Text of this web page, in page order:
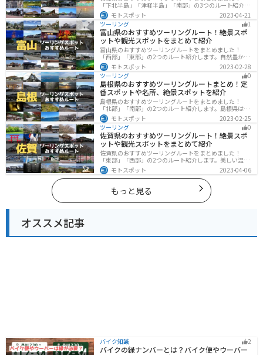
「下北半島」「津軽半島」「南部」の3つのルート紹介し
ます。自然に恵まれた風光明媚な景色や歴史文化に触れ
られる観光スポットが多くあります。バイクで青森県に
ツーリングに行く際は参考にしてください。
モトスポット
2023-04-21
ツーリング
1
富山県のおすすめツーリングルート！絶景スポ
ットや観光スポットをまとめて紹介
富山県のおすすめツーリングルートをまとめました！
「西部」「東部」の2つのルート紹介します。自然豊かな
山と海、温泉が充実しており、美術館などもあるので、
自然を満喫するツーリングができます。バイクで富山県
にツーリングに行く際は参考にしてください。
モトスポット
2023-02-28
ツーリング
0
島根県のおすすめツーリングルートまとめ！定
番スポットや名所、絶景スポットを紹介
島根県のおすすめツーリングルートをまとめました！
「北部」「南部」の2つのルート紹介します。島根県は、
海と山が近く、1日で全然違う景色を堪能することができ
ます。バイクで島根県にツーリングに行く際は参考にし
てください。
モトスポット
2023-02-25
ツーリング
0
佐賀県のおすすめツーリングルート！絶景スポ
ットや観光スポットをまとめて紹介
佐賀県のおすすめツーリングルートをまとめました！
「東部」「西部」の2つのルート紹介します。美しい温泉
地や古墳群、歴史ある城や神社仏閣など、バイクツーリ
ングに適したスポットが多数存在し、様々な楽しみ方が
できます。バイクで佐賀県にツーリングに行く際は参考
にしてください。
モトスポット 2023-04-06
もっと見る
オススメ記事
バイク知識 2
バイクの緑ナンバーとは？バイク便やウーバー